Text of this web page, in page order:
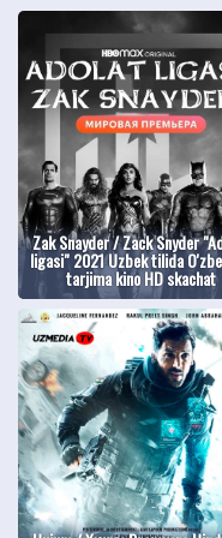
Zak Snayder / Zack Snyder
ligasi" 2021 Uzbek tilida
tarjima kino HD skachat